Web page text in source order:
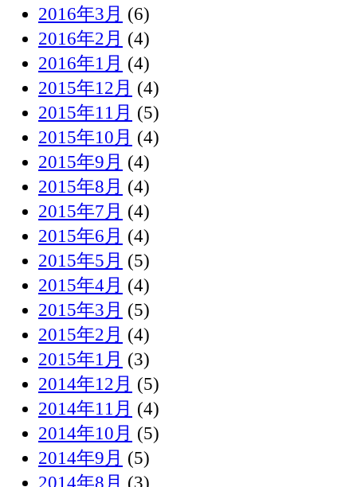
2016年3月 (6)
2016年2月 (4)
2016年1月 (4)
2015年12月 (4)
2015年11月 (5)
2015年10月 (4)
2015年9月 (4)
2015年8月 (4)
2015年7月 (4)
2015年6月 (4)
2015年5月 (5)
2015年4月 (4)
2015年3月 (5)
2015年2月 (4)
2015年1月 (3)
2014年12月 (5)
2014年11月 (4)
2014年10月 (5)
2014年9月 (5)
2014年8月 (3)